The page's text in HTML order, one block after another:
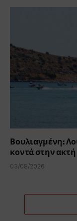
Βουλιαγμένη:
κοντά στην ακτή
03/08/2026